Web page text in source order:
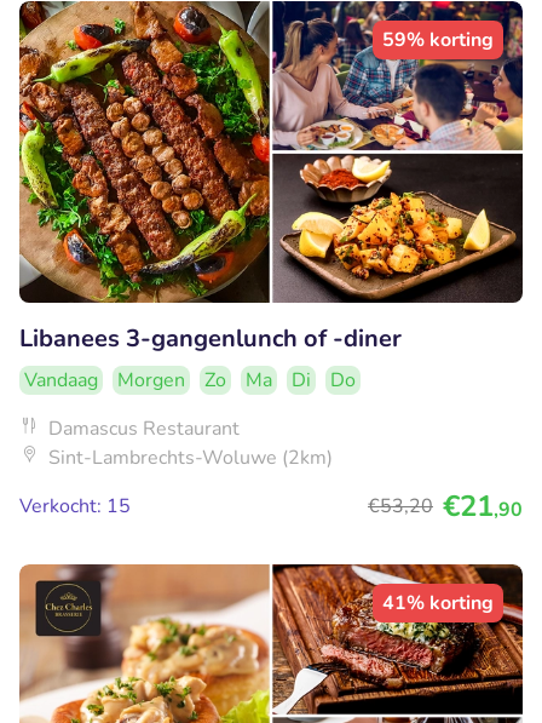
59% korting
Libanees 3-gangenlunch of -diner
Vandaag Morgen Zo Ma Di
Do
Damascus Restaurant
Sint-Lambrechts-Woluwe (2km)
Verkocht: 15
€53,20 €21,90
41% korting